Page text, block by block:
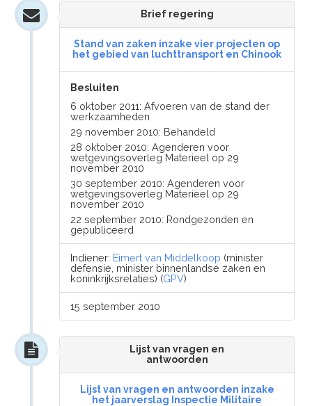
Brief regering
Stand van zaken inzake vier projecten op
het gebied van luchttransport en Chinook
Besluiten
6 oktober 2011: Afvoeren van de stand der
werkzaamheden
29 november 2010: Behandeld
28 oktober 2010: Agenderen voor
wetgevingsoverleg Materieel op 29
november 2010
30 september 2010: Agenderen voor
wetgevingsoverleg Materieel op 29
november 2010
22 september 2010: Rondgezonden en
gepubliceerd
Indiener: Eimert van Middelkoop (minister
defensie, minister binnenlandse zaken en
koninkrijksrelaties) (GPV)
15 september 2010
Lijst van vragen en
antwoorden
Lijst van vragen en antwoorden inzake
het jaarverslag Inspectie Militaire